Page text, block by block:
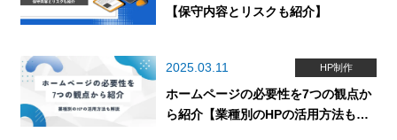
【保守内容とリスクも紹介】
2025.03.11 HP制作
ホームページの必要性を7つの観点か
ら紹介【業種別のHPの活用方法も解